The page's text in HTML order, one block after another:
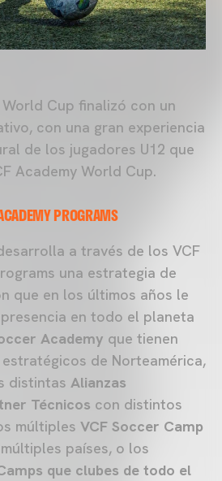
World Cup finalizó con un
con una gran experiencia
de los jugadores U12 que
Academy World Cup.
PROGRAMS
a través de los VCF
una estrategia de
que en los últimos años le
en todo el planeta
Academy que tienen
de Norteamérica,
distintas Alianzas
Técnicos con distintos
múltiples VCF Soccer Camp
países, o los
que clubes de todo el